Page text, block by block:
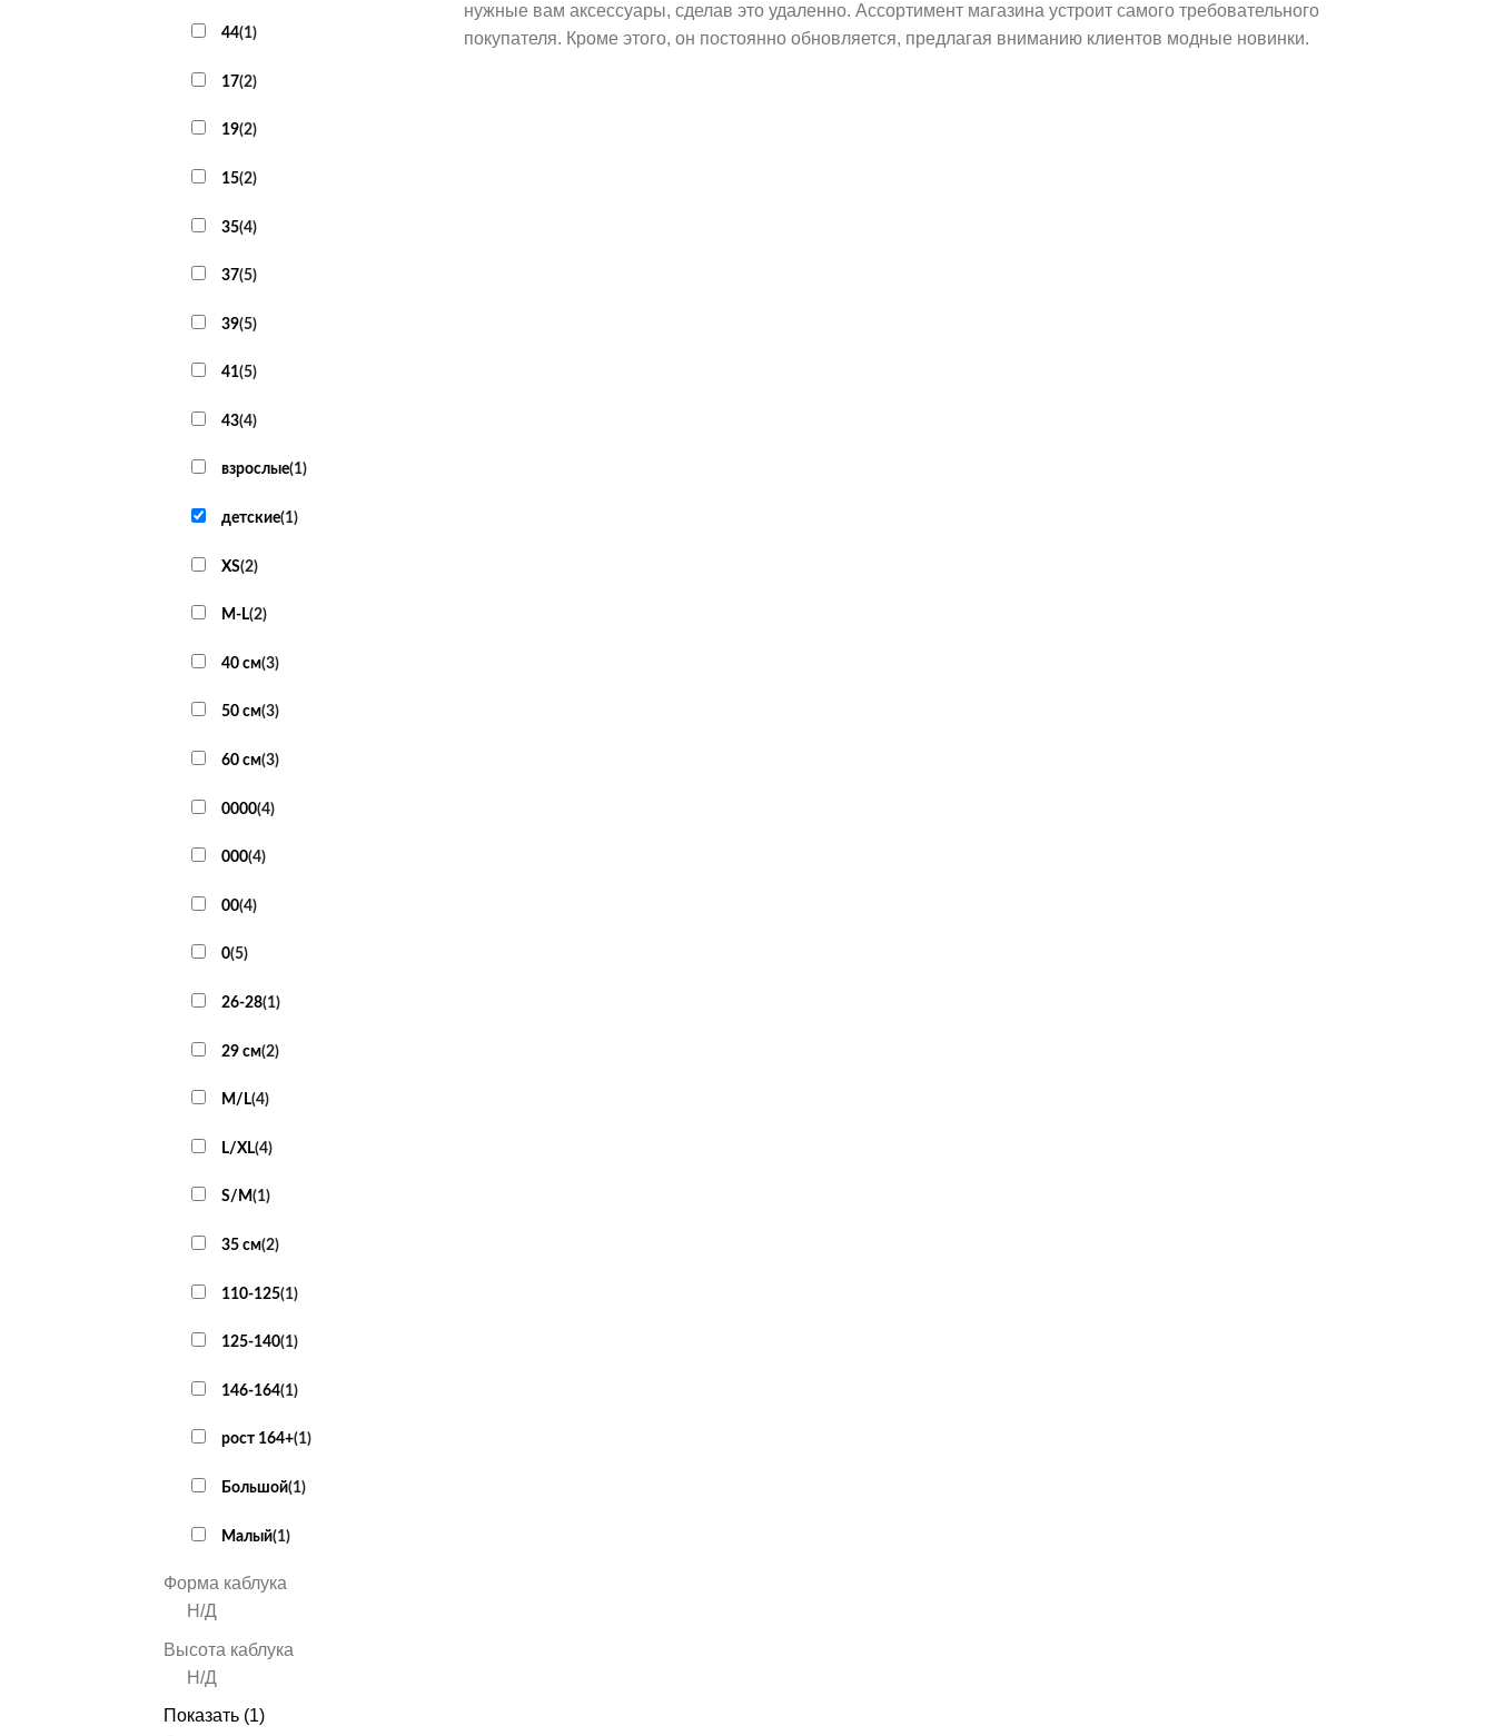
44(1)
17(2)
19(2)
15(2)
35(4)
37(5)
39(5)
41(5)
43(4)
взрослые(1)
детские(1)
XS(2)
M-L(2)
40 см(3)
50 см(3)
60 см(3)
0000(4)
000(4)
00(4)
0(5)
26-28(1)
29 см(2)
M/L(4)
L/XL(4)
S/M(1)
35 см(2)
110-125(1)
125-140(1)
146-164(1)
рост 164+(1)
Большой(1)
Малый(1)
Форма каблука
Н/Д
Высота каблука
Н/Д
Показать (1)
нужные вам аксессуары, сделав это удаленно. Ассортимент магазина устроит самого требовательного
покупателя. Кроме этого, он постоянно обновляется, предлагая вниманию клиентов модные новинки.